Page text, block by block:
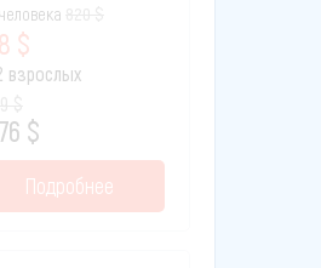
$
взрослых
$
Подробнее